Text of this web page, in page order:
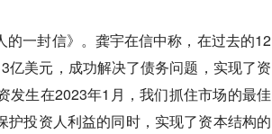
一封信》。龚宇在信中称，在过去的12
美元，成功解决了债务问题，实现了资
发生在2023年1月，我们抓住市场的最佳
投资人利益的同时，实现了资本结构的